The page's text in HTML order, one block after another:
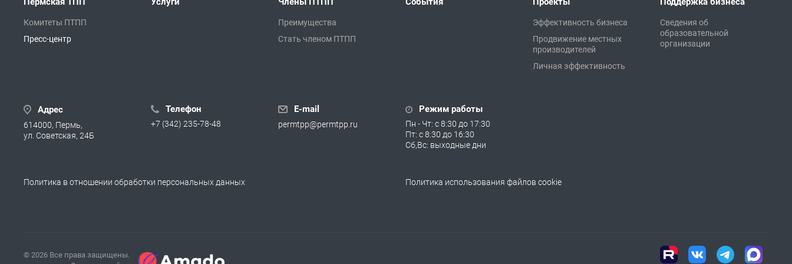
Комитеты ПТПП
Пресс-центр
Преимущества
Стать членом ПТПП
Эффективность бизнеса
Продвижение местных
производителей
Личная эффективность
Сведения об
образовательной
организации
Адрес
614000, Пермь,
ул. Советская, 24Б
Телефон
+7 (342) 235-78-48
E-mail
permtpp@permtpp.ru
Режим работы
Пн - Чт: с 8:30 до 17:30
Пт: с 8:30 до 16:30
Сб,Вс: выходные дни
Политика в отношении обработки персональных данных Политика использования файлов cookie
© 2026 Все права защищены.